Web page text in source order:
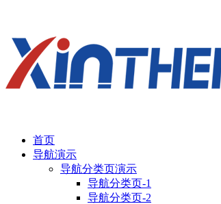
首页
导航演示
导航分类页演示
导航分类页-1
导航分类页-2